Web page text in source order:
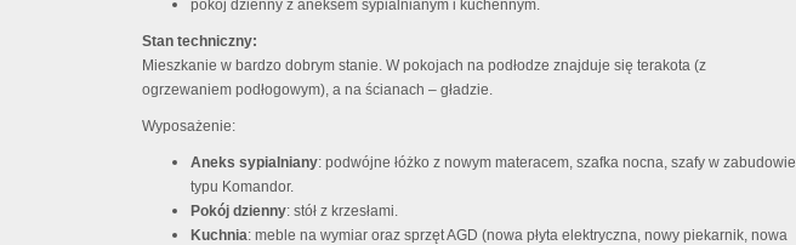
pokój dzienny z aneksem sypialnianym i kuchennym.
Stan techniczny:
Mieszkanie w bardzo dobrym stanie. W pokojach na podłodze znajduje się terakota (z
ogrzewaniem podłogowym), a na ścianach – gładzie.
Wyposażenie:
Aneks sypialniany: podwójne łóżko z nowym materacem, szafka nocna, szafy w zabudowie
typu Komandor.
Pokój dzienny: stół z krzesłami.
Kuchnia: meble na wymiar oraz sprzęt AGD (nowa płyta elektryczna, nowy piekarnik, nowa